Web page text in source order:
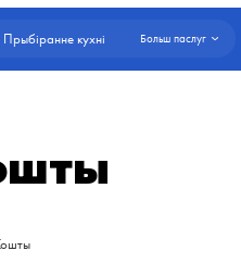
Прыбіранне кухні Больш паслуг